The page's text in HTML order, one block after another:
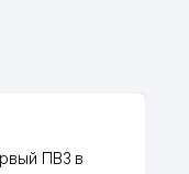
ПВЗ в